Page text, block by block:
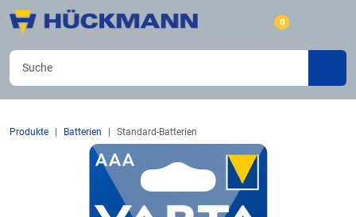
0
Produkte Batterien Standard-Batterien